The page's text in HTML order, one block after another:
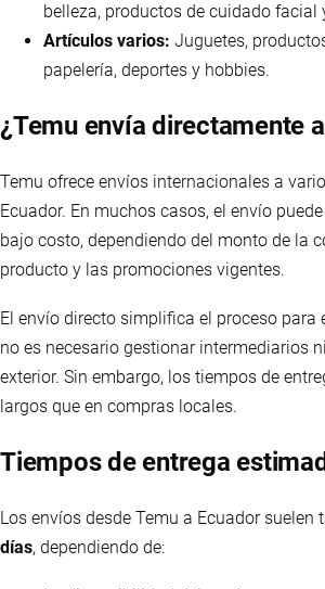
belleza, productos de cuidado facial
Artículos varios: Juguetes,
papelería, deportes y hobbies.
¿Temu envía directamente
Temu ofrece envíos internacionales a
Ecuador. En muchos casos, el envío
bajo costo, dependiendo del monto de la
producto y las promociones vigentes.
El envío directo simplifica el proceso para
no es necesario gestionar intermediarios
exterior. Sin embargo, los tiempos de
largos que en compras locales.
Tiempos de entrega
Los envíos desde Temu a Ecuador suelen
días, dependiendo de: